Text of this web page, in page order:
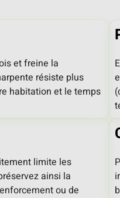
et freine la
résiste plus
habitation et le temps
limite les
ainsi la
ou de